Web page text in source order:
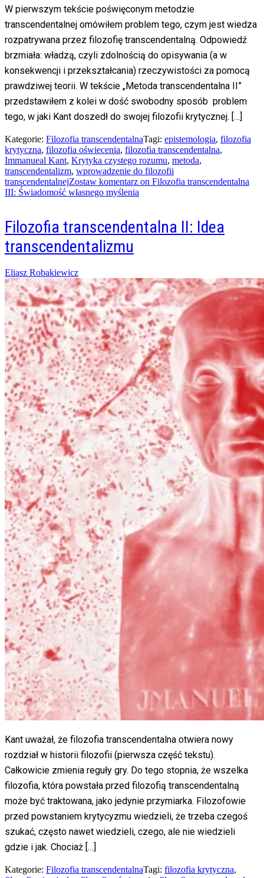
W pierwszym tekście poświęconym metodzie
transcendentalnej omówiłem problem tego, czym jest wiedza
rozpatrywana przez filozofię transcendentalną. Odpowiedź
brzmiała: władzą, czyli zdolnością do opisywania (a w
konsekwencji i przekształcania) rzeczywistości za pomocą
prawdziwej teorii. W tekście „Metoda transcendentalna II”
przedstawiłem z kolei w dość swobodny sposób problem
tego, w jaki Kant doszedł do swojej filozofii krytycznej. […]
Kategorie: Filozofia transcendentalnaTagi: epistemologia, filozofia
krytyczna, filozofia oświecenia, filozofia transcendentalna,
Immanueal Kant, Krytyka czystego rozumu, metoda,
transcendentalizm, wprowadzenie do filozofii
transcendentalnejZostaw komentarz on Filozofia transcendentalna
III: Świadomość własnego myślenia
Filozofia transcendentalna II: Idea
transcendentalizmu
Posted
on
29/03/201522/06/2022
Eliasz Robakiewicz
Kant uważał, że filozofia transcendentalna otwiera nowy
rozdział w historii filozofii (pierwsza część tekstu).
Całkowicie zmienia reguły gry. Do tego stopnia, że wszelka
filozofia, która powstała przed filozofią transcendentalną
może być traktowana, jako jedynie przymiarka. Filozofowie
przed powstaniem krytycyzmu wiedzieli, że trzeba czegoś
szukać, często nawet wiedzieli, czego, ale nie wiedzieli
gdzie i jak. Chociaż […]
Kategorie: Filozofia transcendentalnaTagi: filozofia krytyczna,